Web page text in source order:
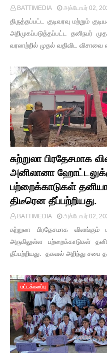
BATTIMEDIA அக்டோபர் 02,
திருத்தப்பட்ட குடிவரவு மற்றும்
அறிமுகப்படுத்தப்பட்ட தனிநபர்
வரலாற்றில் முதல் வதிவிட விசாவை
சுற்றுலா பிரதேசமாக
அனிலானா
பற்றைக்காடுகள்
திடீரென தீப்பற்றியது.
BATTIMEDIA அக்டோபர் 02,
சுற்றுலா பிரதேசமாக
அருகிலுள்ள பற்றைக்காடுகள்
தீப்பற்றியது. தகவல் அறிந்து சபை
மட்டக்களப்பு